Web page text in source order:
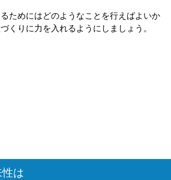
ためにはどのようなことを行えばよいか
くりに力を入れるようにしましょう。
は